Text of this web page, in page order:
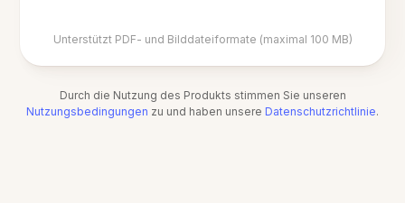
Unterstützt PDF- und Bilddateiformate (maximal 100 MB)
Durch die Nutzung des Produkts stimmen Sie unseren
Nutzungsbedingungen zu und haben unsere Datenschutzrichtlinie.